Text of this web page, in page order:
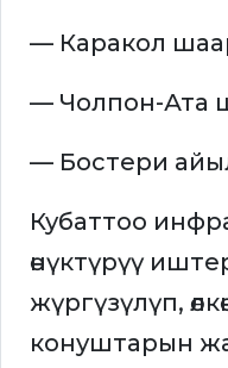
— Каракол
— Чолпон-Ата
— Бостери
Кубаттоо
өнүктүрүү
жүргүзүлүп,
конуштарын